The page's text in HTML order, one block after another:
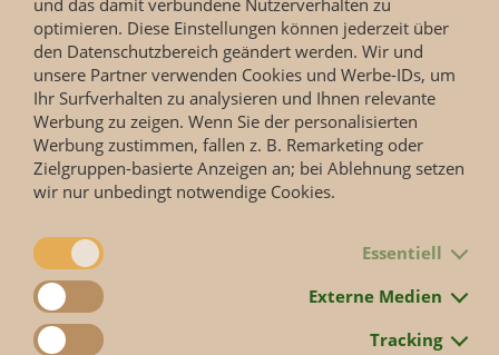
Gewicht
ca. 26 g
Sozialstruktur
leben paarweise oder in Gruppen von 3-10 Individuen;
brüten paarweise
legen 2-3 Eier; Brutdauer: 12-14 Tage
Feinde
Raubtiere, Greifvögel und Schlangen
Mehr anzeigen
Bedrohungsstatus
Weitere Informationen finden Sie auf den Seiten der
und das damit verbundene Nutzerverhalten zu
optimieren. Diese Einstellungen können jederzeit über
den Datenschutzbereich geändert werden. Wir und
unsere Partner verwenden Cookies und Werbe-IDs, um
Ihr Surfverhalten zu analysieren und Ihnen relevante
Werbung zu zeigen. Wenn Sie der personalisierten
Werbung zustimmen, fallen z. B. Remarketing oder
Zielgruppen-basierte Anzeigen an; bei Ablehnung setzen
wir nur unbedingt notwendige Cookies.
Essentiell
Externe Medien
Tracking